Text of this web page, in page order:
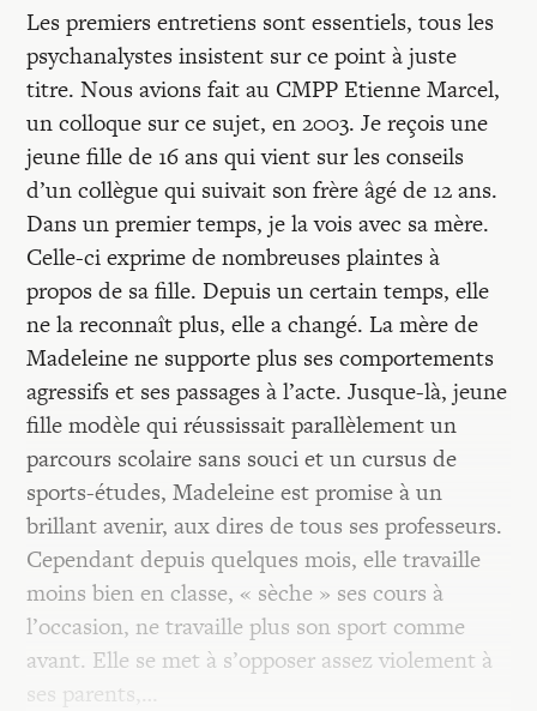
Les premiers entretiens sont essentiels, tous les
psychanalystes insistent sur ce point à juste
titre. Nous avions fait au CMPP Etienne Marcel,
un colloque sur ce sujet, en 2003. Je reçois une
jeune fille de 16 ans qui vient sur les conseils
d’un collègue qui suivait son frère âgé de 12 ans.
Dans un premier temps, je la vois avec sa mère.
Celle-ci exprime de nombreuses plaintes à
propos de sa fille. Depuis un certain temps, elle
ne la reconnaît plus, elle a changé. La mère de
Madeleine ne supporte plus ses comportements
agressifs et ses passages à l’acte. Jusque-là, jeune
fille modèle qui réussissait parallèlement un
parcours scolaire sans souci et un cursus de
sports-études, Madeleine est promise à un
brillant avenir, aux dires de tous ses professeurs.
Cependant depuis quelques mois, elle travaille
moins bien en classe, « sèche » ses cours à
l’occasion, ne travaille plus son sport comme
avant. Elle se met à s’opposer assez violement à
ses parents,…